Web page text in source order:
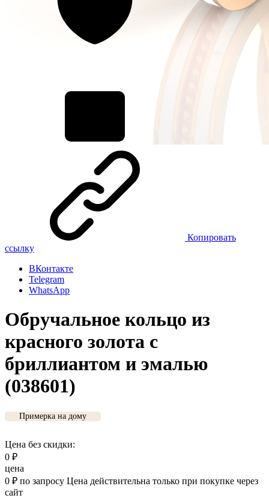
Копировать
ссылку
ВКонтакте
Telegram
WhatsApp
Обручальное кольцо из
красного золота с
бриллиантом и эмалью
(038601)
Примерка на дому
Цена без скидки:
0 ₽
цена
0 ₽ по запросу Цена действительна только при покупке через
сайт